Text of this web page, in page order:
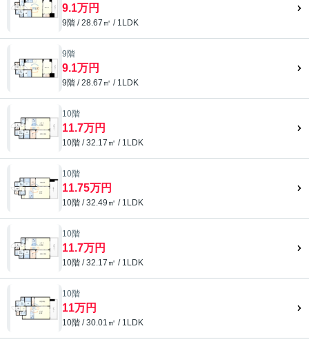
9.1万円
9階 / 28.67㎡ / 1LDK
9階
9.1万円
9階 / 28.67㎡ / 1LDK
10階
11.7万円
10階 / 32.17㎡ / 1LDK
10階
11.75万円
10階 / 32.49㎡ / 1LDK
10階
11.7万円
10階 / 32.17㎡ / 1LDK
10階
11万円
10階 / 30.01㎡ / 1LDK